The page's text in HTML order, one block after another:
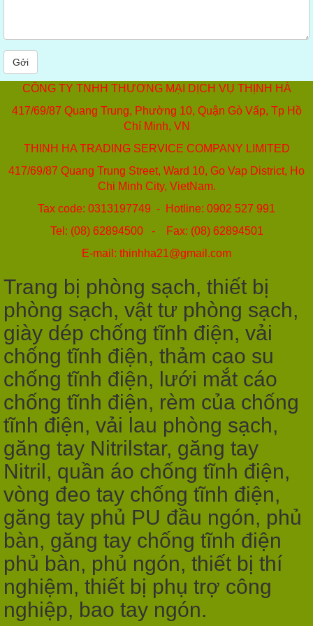
Gởi
CÔNG TY TNHH THƯƠNG MẠI DỊCH VỤ THỊNH HÀ
417/69/87 Quang Trung, Phường 10, Quận Gò Vấp, Tp Hồ
Chí Minh, VN
THINH HA TRADING SERVICE COMPANY LIMITED
417/69/87 Quang Trung Street, Ward 10, Go Vap District, Ho
Chi Minh City, VietNam.
Tax code: 0313197749 - Hotline: 0902 527 991
Tel: (08) 62894500 - Fax: (08) 62894501
E-mail: thinhha21@gmail.com
Trang bị phòng sạch, thiết bị
phòng sạch, vật tư phòng sạch,
giày dép chống tĩnh điện, vải
chống tĩnh điện, thảm cao su
chống tĩnh điện, lưới mắt cáo
chống tĩnh điện, rèm của chống
tĩnh điện, vải lau phòng sạch,
găng tay Nitrilstar, găng tay
Nitril, quần áo chống tĩnh điện,
vòng đeo tay chống tĩnh điện,
găng tay phủ PU đầu ngón, phủ
bàn, găng tay chống tĩnh điện
phủ bàn, phủ ngón, thiết bị thí
nghiệm, thiết bị phụ trợ công
nghiệp, bao tay ngón.